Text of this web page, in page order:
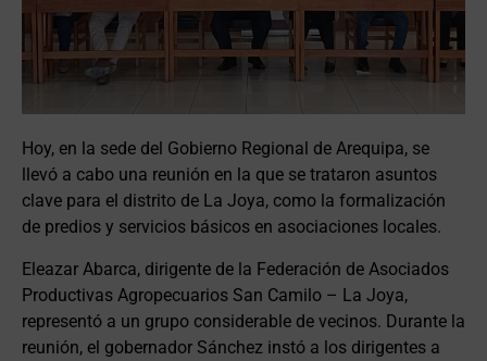
Hoy, en la sede del Gobierno Regional de Arequipa, se
llevó a cabo una reunión en la que se trataron asuntos
clave para el distrito de La Joya, como la formalización
de predios y servicios básicos en asociaciones locales.
Eleazar Abarca, dirigente de la Federación de Asociados
Productivas Agropecuarios San Camilo – La Joya,
representó a un grupo considerable de vecinos. Durante la
reunión, el gobernador Sánchez instó a los dirigentes a